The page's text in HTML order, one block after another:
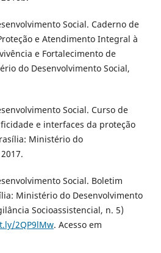
Social. Caderno de
e Atendimento Integral à
e Fortalecimento de
do Desenvolvimento Social,
Social. Curso de
e interfaces da proteção
Ministério do
Social. Boletim
Ministério do Desenvolvimento
Socioassistencial, n. 5)
2QP9lMw. Acesso em